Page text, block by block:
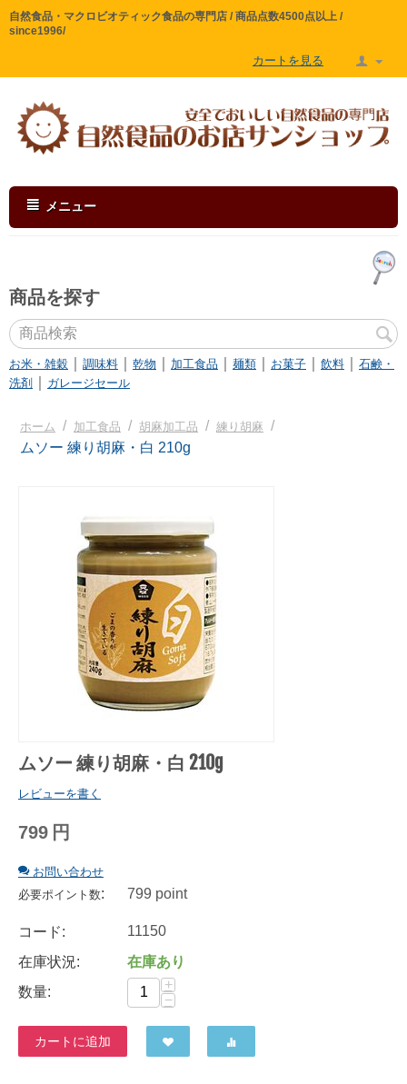
自然食品・マクロビオティック食品の専門店 / 商品点数4500点以上 /
since1996/
カートを見る
メニュー
商品を探す
お米・雑穀 調味料 乾物 加工食品 麺類 お菓子 飲料
石鹸・
洗剤
ガレージセール
ホーム / 加工食品 / 胡麻加工品 / 練り胡麻 /
ムソー 練り胡麻・白 210g
ムソー 練り胡麻・白 210g
レビューを書く
799 円
お問い合わせ
必要ポイント数: 799 point
コード:
11150
在庫状況:
在庫あり
数量:
+
−
カートに追加